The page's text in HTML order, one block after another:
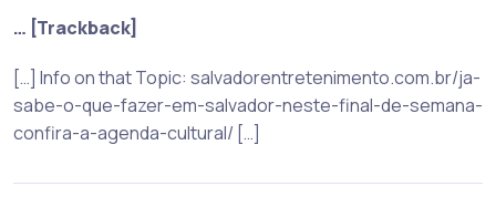
… [Trackback]
[…] Info on that Topic: salvadorentretenimento.com.br/ja-
sabe-o-que-fazer-em-salvador-neste-final-de-semana-
confira-a-agenda-cultural/ […]